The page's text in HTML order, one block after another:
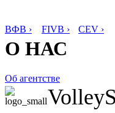
ВФВ › FIVB › CEV ›
О НАС
Об агентстве